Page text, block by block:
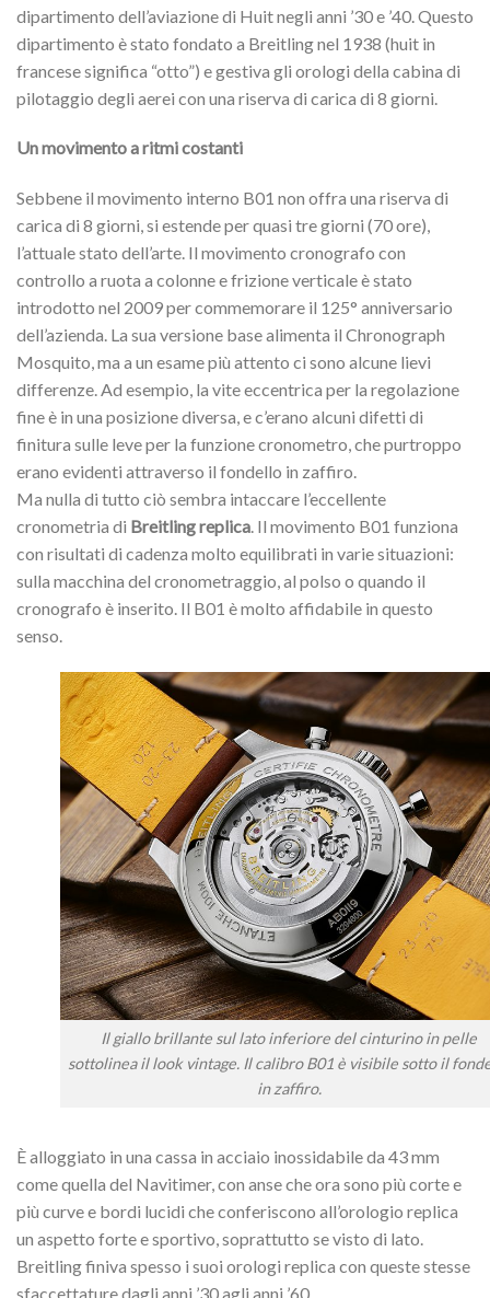
dipartimento dell’aviazione di Huit negli anni ’30 e ’40. Questo
dipartimento è stato fondato a Breitling nel 1938 (huit in
francese significa “otto”) e gestiva gli orologi della cabina di
pilotaggio degli aerei con una riserva di carica di 8 giorni.
Un movimento a ritmi costanti
Sebbene il movimento interno B01 non offra una riserva di
carica di 8 giorni, si estende per quasi tre giorni (70 ore),
l’attuale stato dell’arte. Il movimento cronografo con
controllo a ruota a colonne e frizione verticale è stato
introdotto nel 2009 per commemorare il 125° anniversario
dell’azienda. La sua versione base alimenta il Chronograph
Mosquito, ma a un esame più attento ci sono alcune lievi
differenze. Ad esempio, la vite eccentrica per la regolazione
fine è in una posizione diversa, e c’erano alcuni difetti di
finitura sulle leve per la funzione cronometro, che purtroppo
erano evidenti attraverso il fondello in zaffiro.
Ma nulla di tutto ciò sembra intaccare l’eccellente
cronometria di Breitling replica. Il movimento B01 funziona
con risultati di cadenza molto equilibrati in varie situazioni:
sulla macchina del cronometraggio, al polso o quando il
cronografo è inserito. Il B01 è molto affidabile in questo
senso.
Il giallo brillante sul lato inferiore del cinturino in pelle
sottolinea il look vintage. Il calibro B01 è visibile sotto il
in zaffiro.
È alloggiato in una cassa in acciaio inossidabile da 43 mm
come quella del Navitimer, con anse che ora sono più corte e
più curve e bordi lucidi che conferiscono all’orologio replica
un aspetto forte e sportivo, soprattutto se visto di lato.
Breitling finiva spesso i suoi orologi replica con queste stesse
sfaccettature dagli anni ’30 agli anni ’60.